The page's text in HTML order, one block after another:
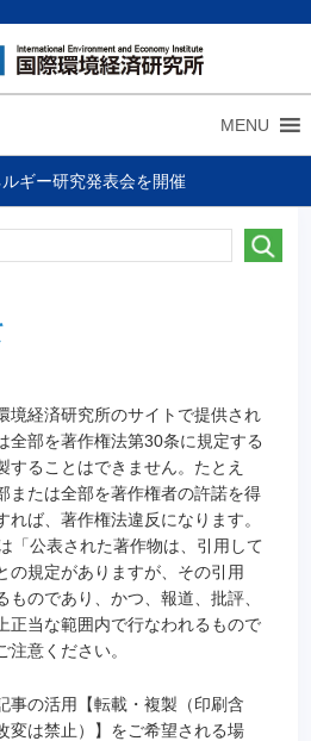
MENU
ギー研究発表会を開催
境経済研究所のサイトで提供され
全部を著作権法第30条に規定する
することはできません。たとえ
または全部を著作権者の許諾を得
ば、著作権法違反になります。
「公表された著作物は、引用して
の規定がありますが、その引用
のであり、かつ、報道、批評、
正当な範囲内で行なわれるもので
意ください。
事の活用【転載・複製（印刷含
変は禁止）】をご希望される場